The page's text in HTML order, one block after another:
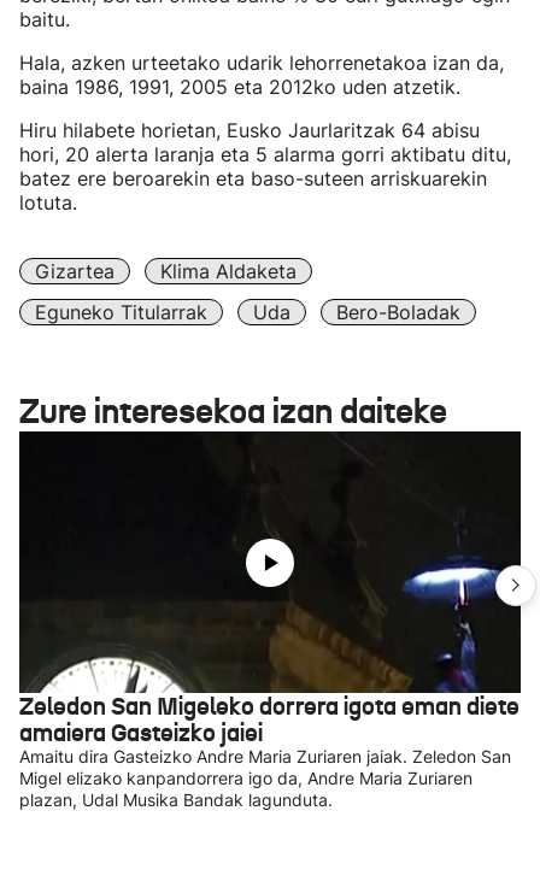
baitu.
Hala, azken urteetako udarik lehorrenetakoa izan da,
baina 1986, 1991, 2005 eta 2012ko uden atzetik.
Hiru hilabete horietan, Eusko Jaurlaritzak 64 abisu
hori, 20 alerta laranja eta 5 alarma gorri aktibatu ditu,
batez ere beroarekin eta baso-suteen arriskuarekin
lotuta.
Gizartea
Klima Aldaketa
Eguneko Titularrak
Uda Bero-Boladak
Zure interesekoa izan daiteke
Zeledon San Migeleko dorrera igota eman diete
amaiera Gasteizko jaiei
Amaitu dira Gasteizko Andre Maria Zuriaren jaiak. Zeledon San
Migel elizako kanpandorrera igo da, Andre Maria Zuriaren
plazan, Udal Musika Bandak lagunduta.